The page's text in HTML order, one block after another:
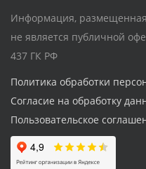
Информация,
не является публичной
437 ГК РФ
Политика обработки
Согласие на обработку
Пользовательское